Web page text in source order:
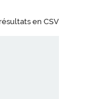
en CSV